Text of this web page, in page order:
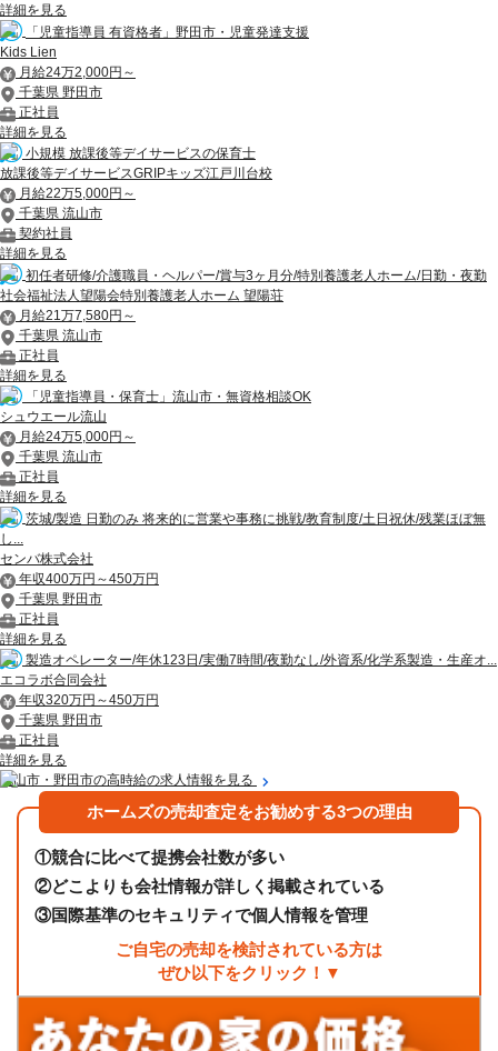
詳細を見る
「児童指導員 有資格者」野田市・児童発達支援
Kids Lien
月給24万2,000円～
千葉県 野田市
正社員
詳細を見る
小規模 放課後等デイサービスの保育士
放課後等デイサービスGRIPキッズ江戸川台校
月給22万5,000円～
千葉県 流山市
契約社員
詳細を見る
初任者研修/介護職員・ヘルパー/賞与3ヶ月分/特別養護老人ホーム/日勤・夜勤
社会福祉法人望陽会特別養護老人ホーム 望陽荘
月給21万7,580円～
千葉県 流山市
正社員
詳細を見る
「児童指導員・保育士」流山市・無資格相談OK
シュウエール流山
月給24万5,000円～
千葉県 流山市
正社員
詳細を見る
茨城/製造 日勤のみ 将来的に営業や事務に挑戦/教育制度/土日祝休/残業ほぼ無
し...
センバ株式会社
年収400万円～450万円
千葉県 野田市
正社員
詳細を見る
製造オペレーター/年休123日/実働7時間/夜勤なし/外資系/化学系製造・生産オ...
エコラボ合同会社
年収320万円～450万円
千葉県 野田市
正社員
詳細を見る
流山市・野田市の高時給の求人情報を見る
ホームズの売却査定をお勧めする3つの理由
①競合に比べて提携会社数が多い
②どこよりも会社情報が詳しく掲載されている
③国際基準のセキュリティで個人情報を管理
ご自宅の売却を検討されている方は
ぜひ以下をクリック！▼